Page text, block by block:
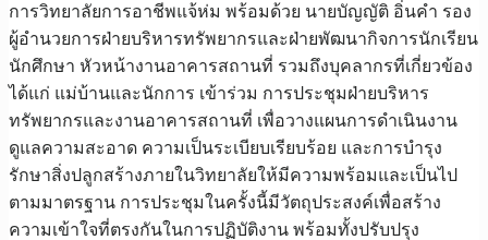
การวิทยาลัยการอาชีพแจ้ห่ม พร้อมด้วย นายบัญญัติ อิ่นคำ รอง
ผู้อำนวยการฝ่ายบริหารทรัพยากรและฝ่ายพัฒนากิจการนักเรียน
นักศึกษา หัวหน้างานอาคารสถานที่ รวมถึงบุคลากรที่เกี่ยวข้อง
ได้แก่ แม่บ้านและนักการ เข้าร่วม การประชุมฝ่ายบริหาร
ทรัพยากรและงานอาคารสถานที่ เพื่อวางแผนการดำเนินงาน
ดูแลความสะอาด ความเป็นระเบียบเรียบร้อย และการบำรุง
รักษาสิ่งปลูกสร้างภายในวิทยาลัยให้มีความพร้อมและเป็นไป
ตามมาตรฐาน การประชุมในครั้งนี้มีวัตถุประสงค์เพื่อสร้าง
ความเข้าใจที่ตรงกันในการปฏิบัติงาน พร้อมทั้งปรับปรุง